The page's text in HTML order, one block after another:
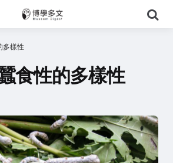
尋
多樣性
食性的多樣性